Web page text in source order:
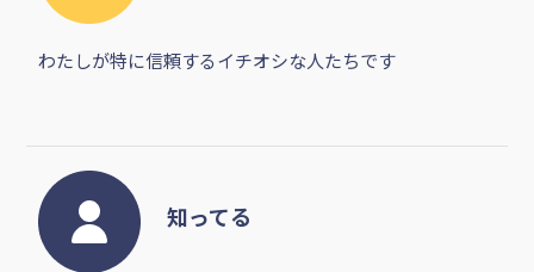
わたしが特に信頼するイチオシな人たちです
知ってる